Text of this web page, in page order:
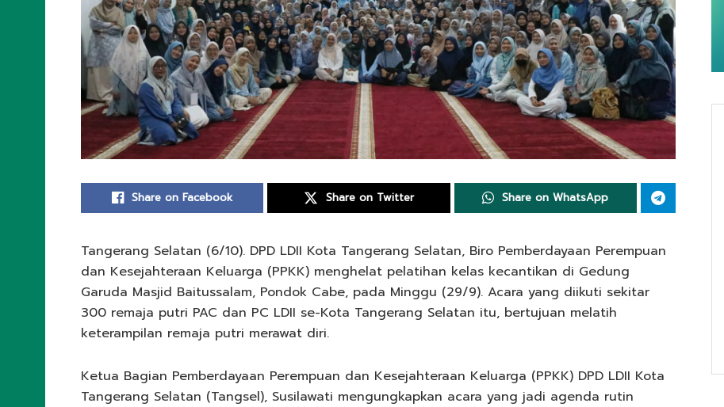
Share on Facebook Share on Twitter Share on WhatsApp
Tangerang Selatan (6/10). DPD LDII Kota Tangerang Selatan, Biro Pemberdayaan Perempuan
dan Kesejahteraan Keluarga (PPKK) menghelat pelatihan kelas kecantikan di Gedung
Garuda Masjid Baitussalam, Pondok Cabe, pada Minggu (29/9). Acara yang diikuti sekitar
300 remaja putri PAC dan PC LDII se-Kota Tangerang Selatan itu, bertujuan melatih
keterampilan remaja putri merawat diri.
Ketua Bagian Pemberdayaan Perempuan dan Kesejahteraan Keluarga (PPKK) DPD LDII Kota
Tangerang Selatan (Tangsel), Susilawati mengungkapkan acara yang jadi agenda rutin